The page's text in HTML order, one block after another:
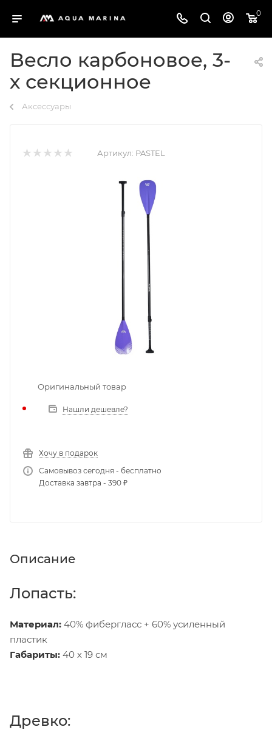
0
Весло карбоновое, 3-
х секционное
Аксессуары
Артикул: PASTEL
Оригинальный товар
Нашли дешевле?
Хочу в подарок
Самовывоз сегодня - бесплатно
Доставка завтра - 390 ₽
Описание
Лопасть:
Материал: 40% фибергласс + 60% усиленный
пластик
Габариты: 40 х 19 см
Древко: